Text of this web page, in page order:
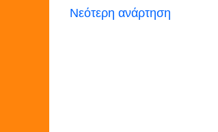
Νεότερη ανάρτηση